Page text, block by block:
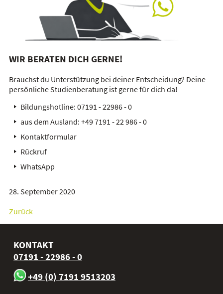
WIR BERATEN DICH GERNE!
Brauchst du Unterstützung bei deiner Entscheidung? Deine
persönliche Studienberatung ist gerne für dich da!
Bildungshotline: 07191 - 22986 - 0
aus dem Ausland: +49 7191 - 22 986 - 0
Kontaktformular
Rückruf
WhatsApp
28. September 2020
Zurück
KONTAKT
07191 - 22986 - 0
+49 (0) 7191 9513203